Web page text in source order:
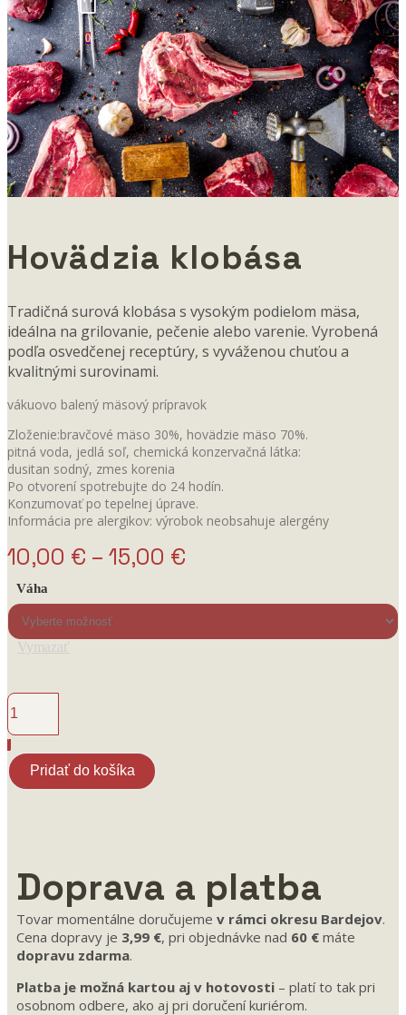
0
Hovädzia klobása
Tradičná surová klobása s vysokým podielom mäsa,
ideálna na grilovanie, pečenie alebo varenie. Vyrobená
podľa osvedčenej receptúry, s vyváženou chuťou a
kvalitnými surovinami.
vákuovo balený mäsový prípravok
Zloženie:bravčové mäso 30%, hovädzie mäso 70%.
pitná voda, jedlá soľ, chemická konzervačná látka:
dusitan sodný, zmes korenia
Po otvorení spotrebujte do 24 hodín.
Konzumovať po tepelnej úprave.
Informácia pre alergikov: výrobok neobsahuje alergény
10,00 € – 15,00 €
10,00 €
through
Váha
Vymazať
množstvo
Hovädzia
klobása
Pridať do košíka
Doprava a platba
Tovar momentálne doručujeme v rámci okresu Bardejov.
Cena dopravy je 3,99 €, pri objednávke nad 60 € máte
dopravu zdarma.
Platba je možná kartou aj v hotovosti – platí to tak pri
osobnom odbere, ako aj pri doručení kuriérom.